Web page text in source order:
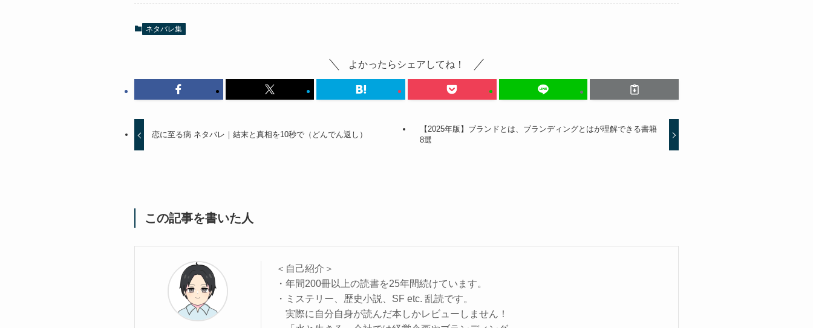
ネタバレ集
よかったらシェアしてね！
恋に至る病 ネタバレ｜結末と真相を10秒で（どんでん返し）
【2025年版】ブランドとは、ブランディングとはが理解できる書籍
8選
この記事を書いた人
＜自己紹介＞
・年間200冊以上の読書を25年間続けています。
・ミステリー、歴史小説、SF etc. 乱読です。
実際に自分自身が読んだ本しかレビューしません！